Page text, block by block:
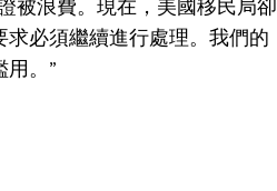
被浪費。現在，美國移民局卻
必須繼續進行處理。我們的
。”